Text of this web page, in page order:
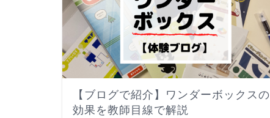
【ブログで紹介】ワンダーボックスの
効果を教師目線で解説